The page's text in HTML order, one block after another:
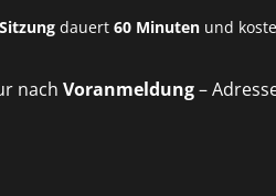
dauert60 Minuten und
nachVoranmeldung–